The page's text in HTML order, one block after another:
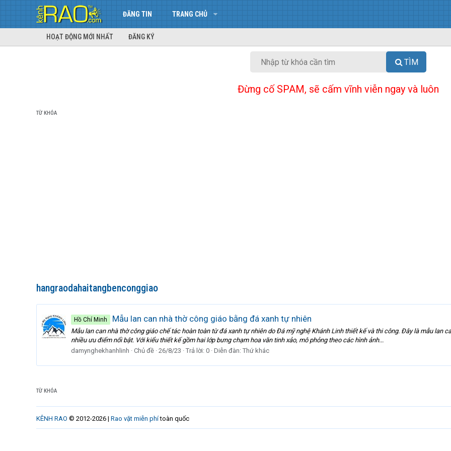
ĐĂNG TIN TRANG CHỦ
HOẠT ĐỘNG MỚI NHẤT ĐĂNG KÝ
TÌM
Đừng cố SPAM, sẽ cấm vĩnh viễn ngay và luôn
TỪ KHÓA
hangraodahaitangbenconggiao
Hồ Chí Minh Mẫu lan can nhà thờ công giáo bằng đá xanh tự nhiên
Mẫu lan can nhà thờ công giáo chế tác hoàn toàn từ đá xanh tự nhiên do Đá mỹ nghệ Khánh Linh thiết kế và thi công. Đây là mẫu lan
nhiều ưu điểm nổi bật. Với kiểu thiết kế gồm hai lớp bưng chạm hoa văn tinh xảo, mô phỏng theo các hình ảnh...
damynghekhanhlinh
Chủ đề 26/8/23 Trả lời: 0 Diễn đàn: Thứ khác
TỪ KHÓA
KÊNH RAO © 2012-2026 | Rao vặt miễn phítoàn quốc